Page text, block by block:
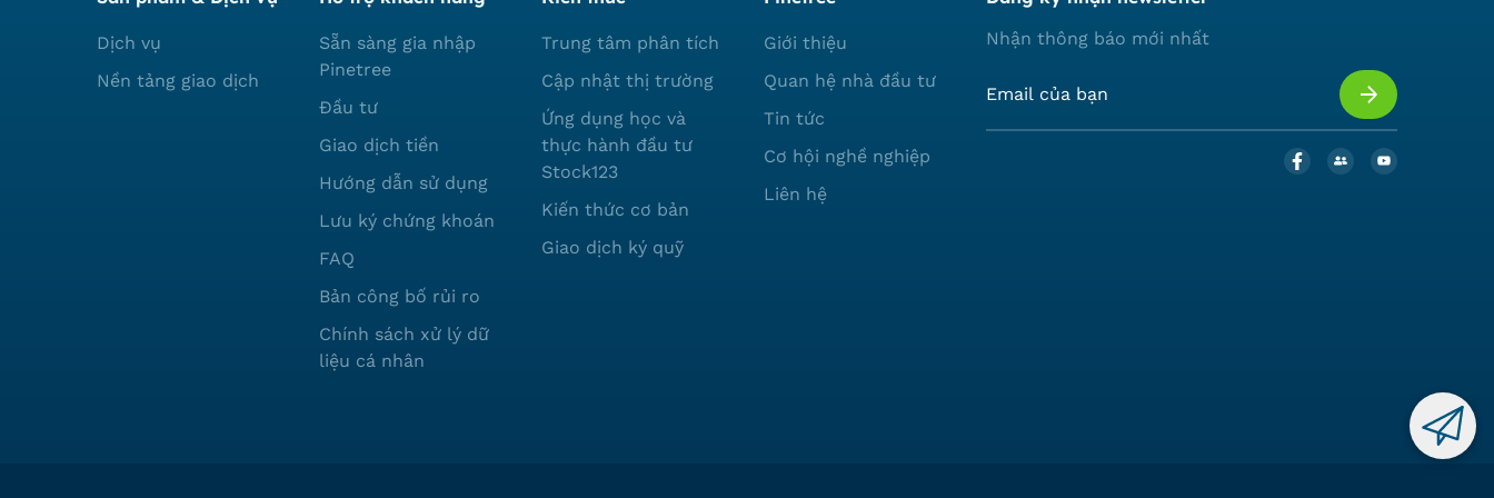
Dịch vụ
Nền tảng giao dịch
Sẵn sàng gia nhập
Pinetree
Đầu tư
Giao dịch tiền
Hướng dẫn sử dụng
Lưu ký chứng khoán
FAQ
Bản công bố rủi ro
Chính sách xử lý dữ
liệu cá nhân
Trung tâm phân tích
Cập nhật thị trường
Ứng dụng học và
thực hành đầu tư
Stock123
Kiến thức cơ bản
Giao dịch ký quỹ
Giới thiệu
Quan hệ nhà đầu tư
Tin tức
Cơ hội nghề nghiệp
Liên hệ
Nhận thông báo mới nhất